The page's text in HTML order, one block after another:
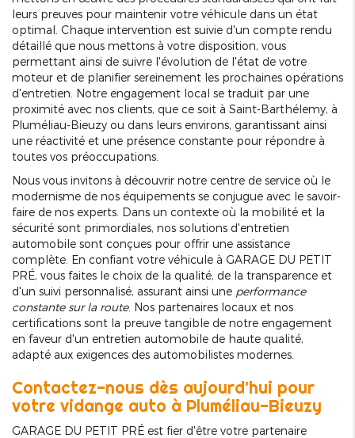
leurs preuves pour maintenir votre véhicule dans un état
optimal. Chaque intervention est suivie d'un compte rendu
détaillé que nous mettons à votre disposition, vous
permettant ainsi de suivre l'évolution de l'état de votre
moteur et de planifier sereinement les prochaines opérations
d'entretien. Notre engagement local se traduit par une
proximité avec nos clients, que ce soit à Saint-Barthélemy, à
Pluméliau-Bieuzy ou dans leurs environs, garantissant ainsi
une réactivité et une présence constante pour répondre à
toutes vos préoccupations.
Nous vous invitons à découvrir notre centre de service où le
modernisme de nos équipements se conjugue avec le savoir-
faire de nos experts. Dans un contexte où la mobilité et la
sécurité sont primordiales, nos solutions d'entretien
automobile sont conçues pour offrir une assistance
complète. En confiant votre véhicule à GARAGE DU PETIT
PRÉ, vous faites le choix de la qualité, de la transparence et
d'un suivi personnalisé, assurant ainsi une performance
constante sur la route. Nos partenaires locaux et nos
certifications sont la preuve tangible de notre engagement
en faveur d'un entretien automobile de haute qualité,
adapté aux exigences des automobilistes modernes.
Contactez-nous dès aujourd'hui pour
votre vidange auto à Pluméliau-Bieuzy
GARAGE DU PETIT PRÉ est fier d'être votre partenaire